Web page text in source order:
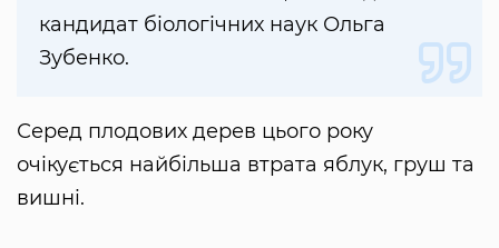
кандидат біологічних наук Ольга
Зубенко.
Серед плодових дерев цього року
очікується найбільша втрата яблук, груш та
вишні.